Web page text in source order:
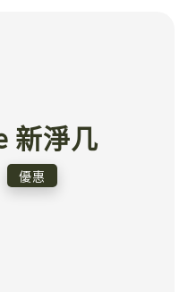
新淨几
優惠